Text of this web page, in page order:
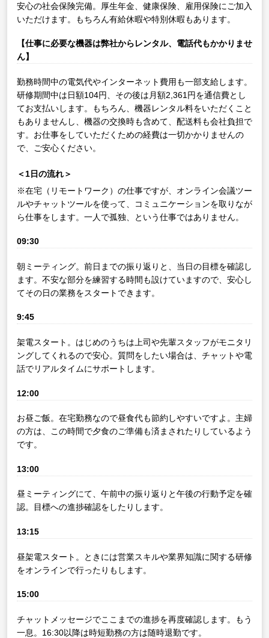
安心の社会保険完備。厚生年金、健康保険、雇用保険にご加入
いただけます。もちろん有給休暇や特別休暇もあります。
【仕事に必要な機器は弊社からレンタル、電話代もかかりませ
ん】
勤務時間中の電気代やインターネット費用も一部支給します。
研修期間中は日額104円、その後は月額2,361円を通信費とし
てお支払いします。もちろん、機器レンタル料をいただくこと
もありませんし、機器の交換時も含めて、配送料も会社負担で
す。お仕事をしていただくための経費は一切かかりませんの
で、ご安心ください。
＜1日の流れ＞
※在宅（リモートワーク）の仕事ですが、オンライン会議ツー
ルやチャットツールを使って、コミュニケーションを取りなが
ら仕事をします。一人で孤独、という仕事ではありません。
09:30
朝ミーティング。前日までの振り返りと、当日の目標を確認し
ます。不安な部分を練習する時間も設けていますので、安心し
てその日の業務をスタートできます。
9:45
架電スタート。はじめのうちは上司や先輩スタッフがモニタリ
ングしてくれるので安心。質問をしたい場合は、チャットや電
話でリアルタイムにサポートします。
12:00
お昼ご飯。在宅勤務なので昼食代も節約しやすいですよ。主婦
の方は、この時間で夕食のご準備も済まされたりしているよう
です。
13:00
昼ミーティングにて、午前中の振り返りと午後の行動予定を確
認。目標への進捗確認をしたりします。
13:15
昼架電スタート。ときには営業スキルや業界知識に関する研修
をオンラインで行ったりもします。
15:00
チャットメッセージでここまでの進捗を再度確認します。もう
一息。16:30以降は時短勤務の方は随時退勤です。